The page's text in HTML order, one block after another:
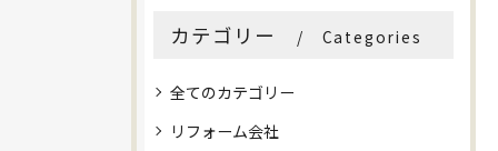
カテゴリー Categories
全てのカテゴリー
リフォーム会社